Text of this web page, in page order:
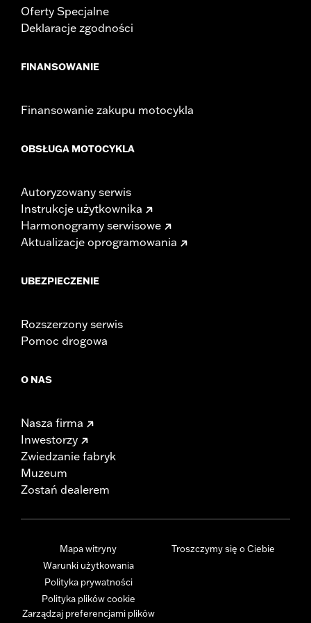
Rise UOM:Inches
Tip-to-Tip:35.44
change in clutch and/or throttle cable and brake lines
for some models. Handlebar height is regulated in many
meets applicable regulations.
Oferty Specjalne
Deklaracje zgodności
FINANSOWANIE
Finansowanie zakupu motocykla
OBSŁUGA MOTOCYKLA
Autoryzowany serwis
Instrukcje użytkownika
Harmonogramy serwisowe
Aktualizacje oprogramowania
UBEZPIECZENIE
Rozszerzony serwis
Pomoc drogowa
O NAS
Nasza firma
Inwestorzy
Zwiedzanie fabryk
Muzeum
Zostań dealerem
Mapa witryny
Warunki użytkowania
Polityka prywatności
Polityka plików cookie
Zarządzaj preferencjami plików
Troszczymy się o Ciebie